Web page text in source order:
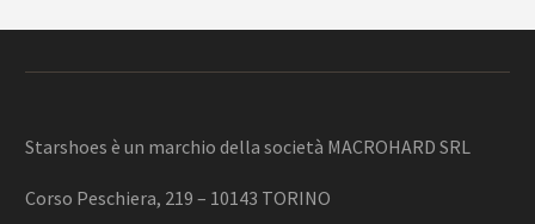
Starshoes è un marchio della società MACROHARD SRL
Corso Peschiera, 219 – 10143 TORINO